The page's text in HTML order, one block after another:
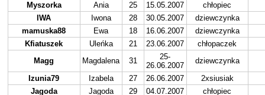
Myszorka
Ania 25 15.05.2007
chłopiec
IWA
Iwona 28 30.05.2007
dziewczynka
mamuska88
Ewa 18 16.06.2007
dziewczynka
Kfiatuszek
Uleńka 21 23.06.2007
chłopaczek
Magg
Magdalena 31
25-
26.06.2007
dziewczynka
Izunia79
Izabela 27 26.06.2007
2xsiusiak
Jagoda
Jagoda 29 04.07.2007
chłopiec